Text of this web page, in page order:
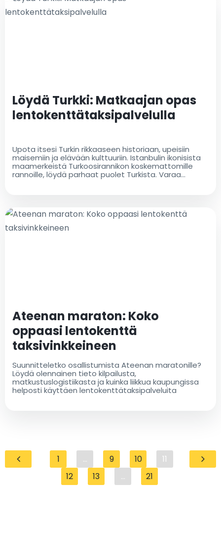
Löydä Turkki: Matkaajan opas
lentokenttätaksipalvelulla
Upota itsesi Turkin rikkaaseen historiaan, upeisiin
maisemiin ja elävään kulttuuriin. Istanbulin ikonisista
maamerkeistä Turkoosirannikon koskemattomille
rannoille, löydä parhaat puolet Turkista. Varaa
Ateenan maraton: Koko
oppaasi lentokenttä
taksivinkkeineen
Suunnitteletko osallistumista Ateenan maratonille?
Löydä olennainen tieto kilpailusta,
matkustuslogistiikasta ja kuinka liikkua kaupungissa
helposti käyttäen lentokenttätaksipalveluita
1 ... 9 10
11
12
13 ... 21